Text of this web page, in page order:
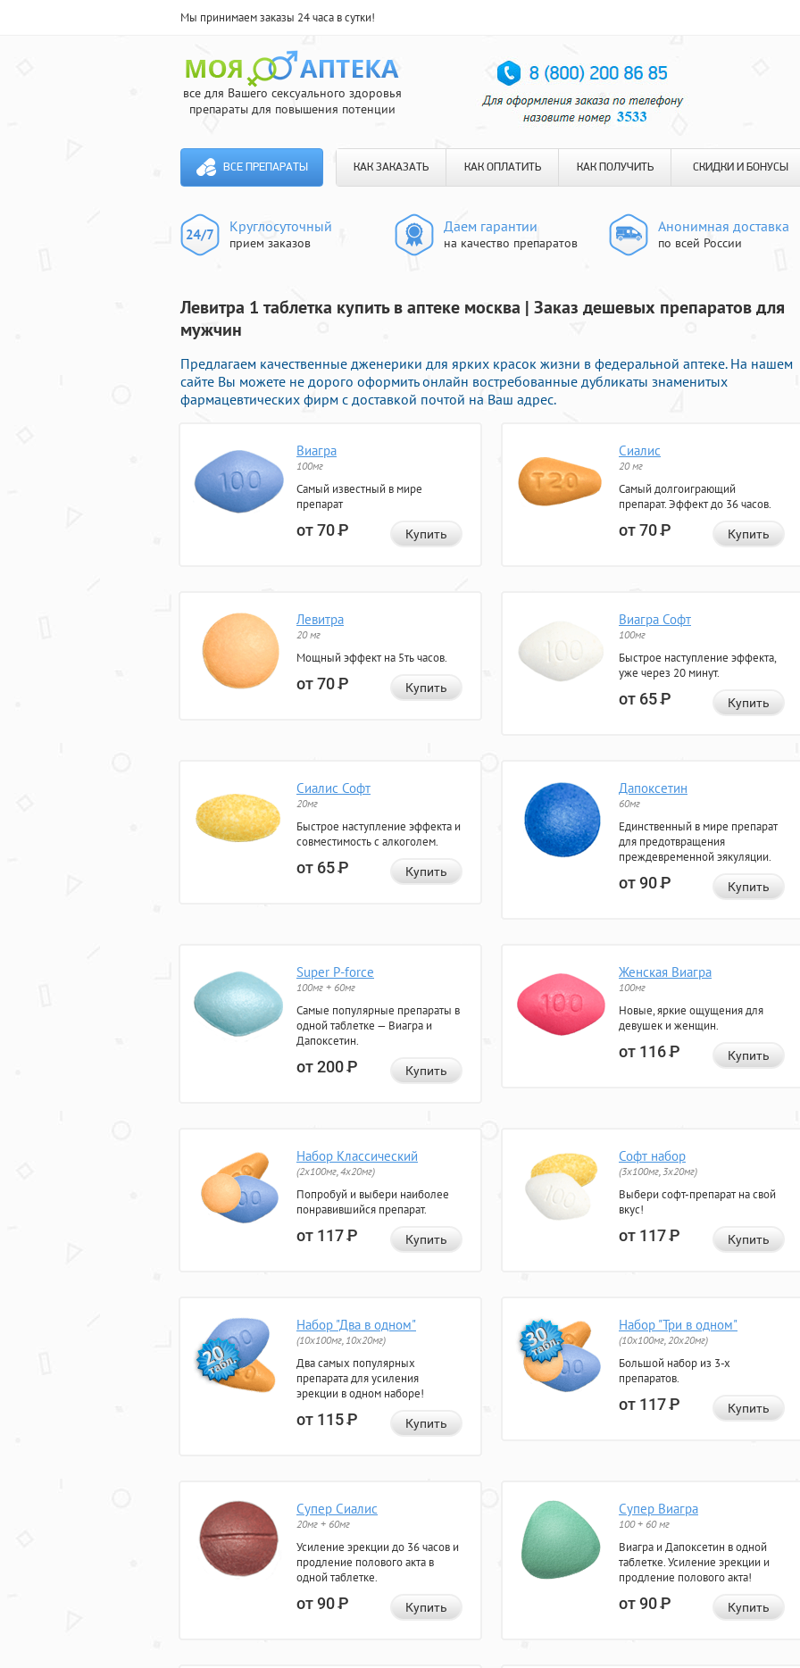
Мы принимаем заказы 24 часа в сутки!
все для Вашего сексуального здоровья
препараты для повышения потенции
ВСЕ ПРЕПАРАТЫ КАК ЗАКАЗАТЬ КАК ОПЛАТИТЬ КАК ПОЛУЧИТЬ СКИДКИ И БОНУСЫ
Круглосуточный
прием заказов
Даем гарантии
на качество препаратов
Анонимная доставка
по всей России
Левитра 1 таблетка купить в аптеке москва | Заказ дешевых препаратов для
мужчин
Предлагаем качественные дженерики для ярких красок жизни в федеральной аптеке. На нашем
сайте Вы можете не дорого оформить онлайн востребованные дубликаты знаменитых
фармацевтических фирм с доставкой почтой на Ваш адрес.
Виагра
100мг
Самый известный в мире
препарат
от 70Р Купить
Сиалис
20 мг
Самый долгоиграющий
препарат. Эффект до 36 часов.
от 70Р Купить
Левитра
20 мг
Мощный эффект на 5ть часов.
от 70Р Купить
Виагра Софт
100мг
Быстрое наступление эффекта,
уже через 20 минут.
от 65Р Купить
Сиалис Софт
20мг
Быстрое наступление эффекта и
совместимость с алкоголем.
от 65Р Купить
Дапоксетин
60мг
Единственный в мире препарат
для предотвращения
преждевременной эякуляции.
от 90Р Купить
Super P-force
100мг + 60мг
Самые популярные препараты в
одной таблетке — Виагра и
Дапоксетин.
от 200Р Купить
Женская Виагра
100мг
Новые, яркие ощущения для
девушек и женщин.
от 116Р Купить
Набор Классический
(2x100мг, 4x20мг)
Попробуй и выбери наиболее
понравившийся препарат.
от 117Р Купить
Софт набор
(3x100мг, 3x20мг)
Выбери софт-препарат на свой
вкус!
от 117Р Купить
Набор "Два в одном"
(10x100мг, 10x20мг)
Два самых популярных
препарата для усиления
эрекции в одном наборе!
от 115Р Купить
Набор "Три в одном"
(10x100мг, 20x20мг)
Большой набор из 3-х
препаратов.
от 117Р Купить
Супер Сиалис
20мг + 60мг
Усиление эрекции до 36 часов и
продление полового акта в
одной таблетке.
от 90Р Купить
Супер Виагра
100 + 60 мг
Виагра и Дапоксетин в одной
таблетке. Усиление эрекции и
продление полового акта!
от 90Р Купить